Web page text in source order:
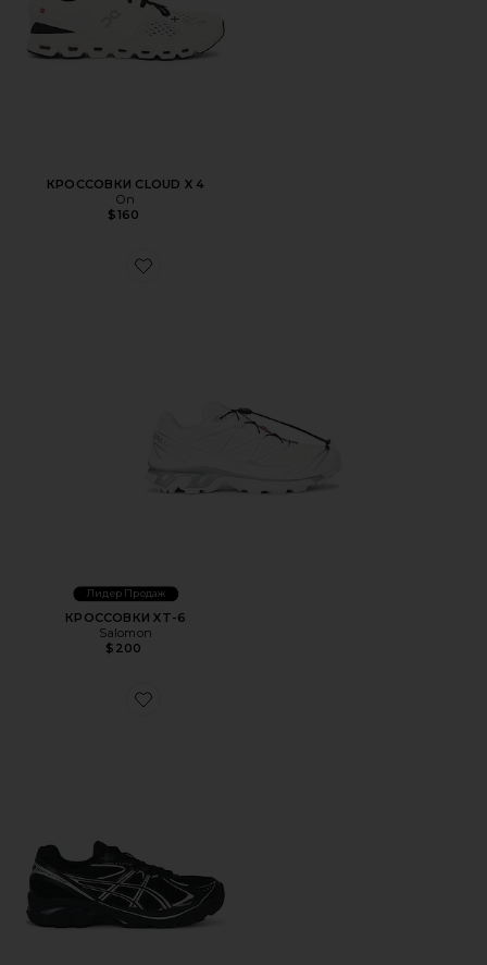
КРОССОВКИ CLOUD X 4
On
$160
Favorite КРОССОВКИ XT-6
Лидер Продаж
КРОССОВКИ XT-6
Salomon
$200
Favorite КРОССОВКИ GT-2160